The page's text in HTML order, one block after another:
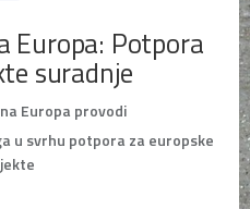
Europa: Potpora
suradnje
Europa provodi
u svrhu potpora za europske